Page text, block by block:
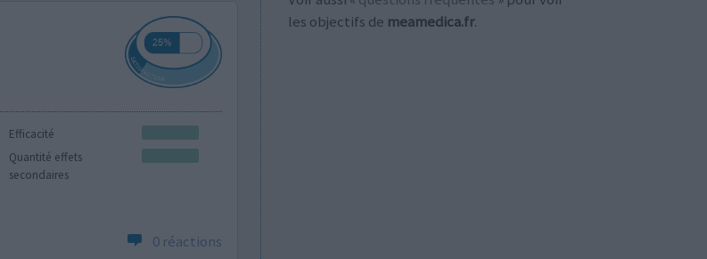
Efficacité
Quantité effets
secondaires
0 réactions
les objectifs de meamedica.fr.